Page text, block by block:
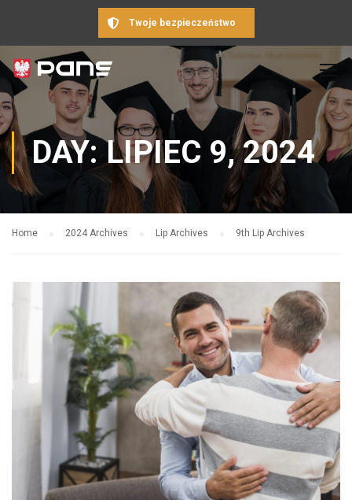
Twoje bezpieczeństwo
DAY: LIPIEC 9, 2024
Home 2024 Archives Lip Archives 9th Lip Archives